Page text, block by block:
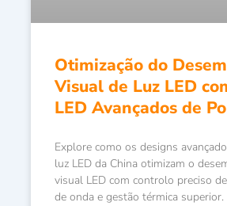
Otimização do
Visual de Luz LED
LED Avançados de
Explore como os designs
luz LED da China otimizam o
visual LED com controlo preciso
de onda e gestão térmica superior.